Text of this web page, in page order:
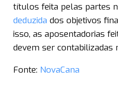
títulos feita pelas partes
deduzida dos objetivos
isso, as aposentadorias
devem ser contabilizadas
Fonte: NovaCana